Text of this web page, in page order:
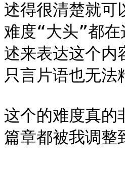
述得很清楚就可
难度“大头”都
述来表达这个内
只言片语也无法
这个的难度真的